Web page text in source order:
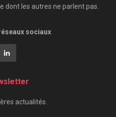
dont les autres ne parlent pas.
sociaux
actualités.